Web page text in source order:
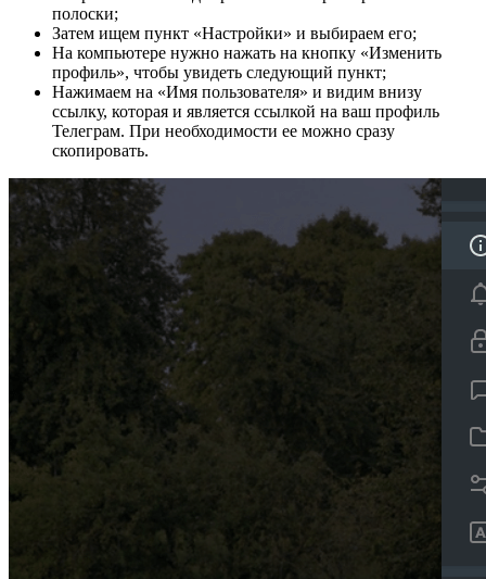
полоски;
Затем ищем пункт «Настройки» и выбираем его;
На компьютере нужно нажать на кнопку «Изменить
профиль», чтобы увидеть следующий пункт;
Нажимаем на «Имя пользователя» и видим внизу
ссылку, которая и является ссылкой на ваш профиль
Телеграм. При необходимости ее можно сразу
скопировать.